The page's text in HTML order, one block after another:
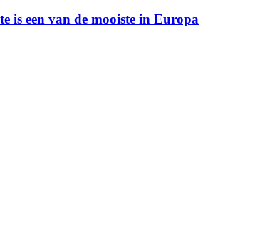
is een van de mooiste in Europa